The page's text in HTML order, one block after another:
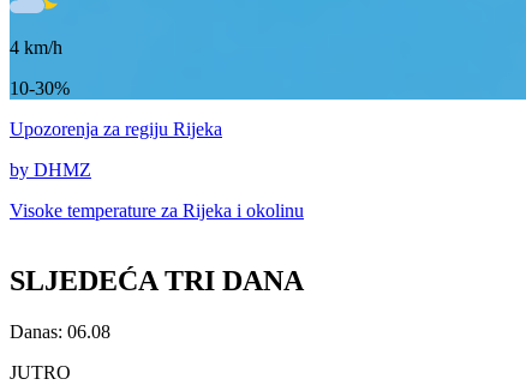
4 km/h
10-30%
Upozorenja za regiju Rijeka
by DHMZ
Visoke temperature za Rijeka i okolinu
SLJEDEĆA TRI DANA
Danas: 06.08
JUTRO